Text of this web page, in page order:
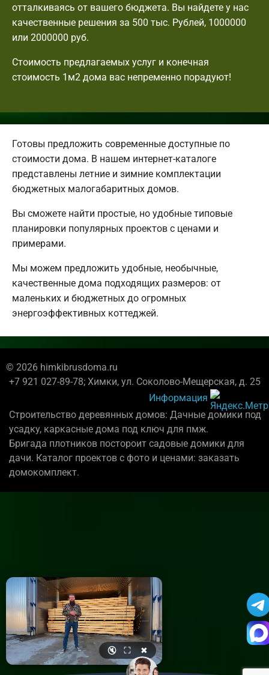
отталкиваясь от вашего бюджета. Вы найдете у нас
качественные решения за 500 тыс. Рублей, 1000000
или 2000000 руб.
Стоимость предлагаемых услуг и конечная
стоимость 1м2 дома вас непременно порадуют!
Готовы предложить современные доступные по
стоимости дома. В нашем интернет-каталоге
представлены летние и зимние комплектации
бюджетных малогабаритных домов.
Вы сможете найти простые, но удобные типовые
планировки популярных проектов с ценами и
примерами.
Мы можем предложить удобные, необычные,
качественные дома подходящих размеров: от
маленьких и бюджетных до огромных
энергоэффективных коттеджей.
© 2026 himkibrusdoma.ru
+7 921 027-89-78; Химки, ул. Соколово-Мещерская, д. 25
Информация
Строительство деревянных домов: Дачные домики под
усадку, каркасные дома под ключ для пмж.
Бригада плотников постороит садовые домики для
дачи. Каталог проектов с фото и ценами: заказать
домокомплект.
🔇 ⛶ ✖